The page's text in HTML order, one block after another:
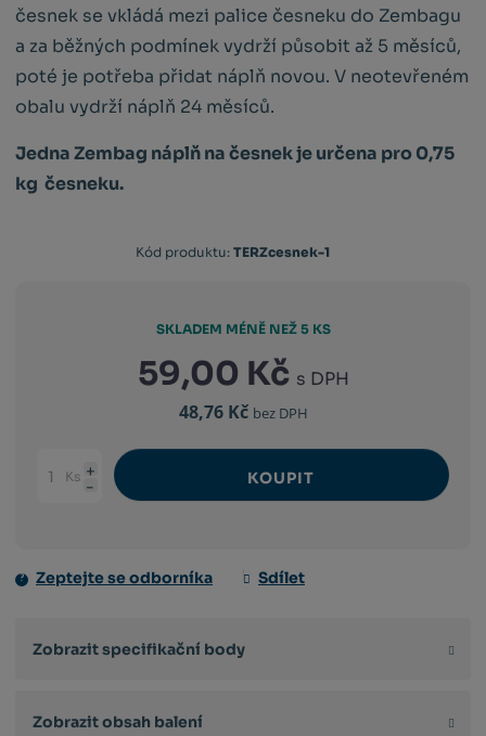
česnek se vkládá mezi palice česneku do Zembagu
a za běžných podmínek vydrží působit až 5 měsíců,
poté je potřeba přidat náplň novou. V neotevřeném
obalu vydrží náplň 24 měsíců.
Jedna Zembag náplň na česnek je určena pro 0,75
kg česneku.
Kód produktu: TERZcesnek-1
59,00 Kč s DPH
48,76 Kč bez DPH
SKLADEM MÉNĚ NEŽ 5 KS
Změnit
Navýšit
Snížit
Ks KOUPIT
Zeptejte se odborníka Sdílet
Zobrazit specifikační body
Zobrazit obsah balení